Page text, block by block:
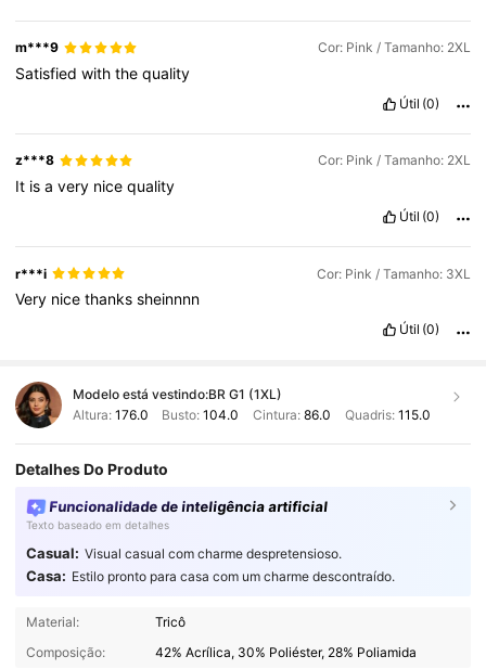
m***9 Cor: Pink / Tamanho: 2XL
Satisfiedwiththequality
Útil (0)
z***8 Cor: Pink / Tamanho: 2XL
It isavery nicequality
Útil (0)
r***i Cor: Pink / Tamanho: 3XL
Very nicethankssheinnnn
Útil (0)
Modelo está vestindo:BR G1 (1XL)
Altura: 176.0 Busto:104.0 Cintura: 86.0 Quadris: 115.0
Detalhes Do Produto
Funcionalidade de inteligência artificial
Texto baseado em detalhes
Casual: Visual casual com charme despretensioso.
Casa: Estilo pronto para casa com um charme descontraído.
Material:
Tricô
Composição:
42% Acrílica, 30% Poliéster, 28% Poliamida